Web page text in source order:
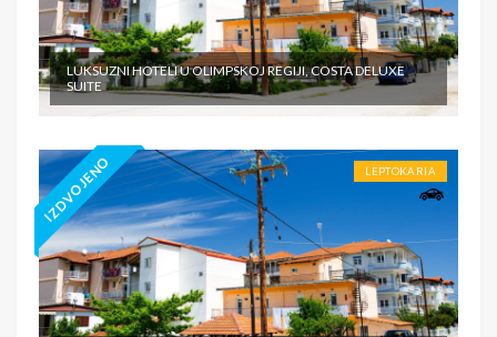
LUKSUZNI HOTELI U OLIMPSKOJ REGIJI, COSTA DELUXE
SUITE
IZDVOJENO LEPTOKARIA